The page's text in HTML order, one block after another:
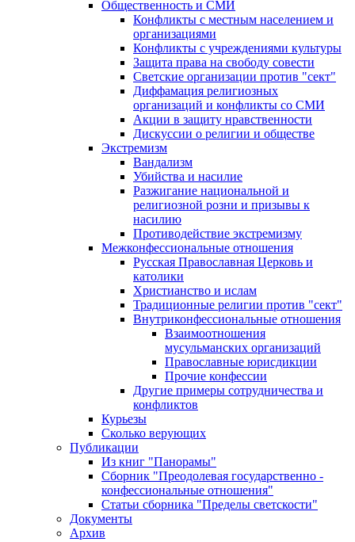
Общественность и СМИ
Конфликты с местным населением и
организациями
Конфликты с учреждениями культуры
Защита права на свободу совести
Светские организации против "сект"
Диффамация религиозных
организаций и конфликты со СМИ
Акции в защиту нравственности
Дискуссии о религии и обществе
Экстремизм
Вандализм
Убийства и насилие
Разжигание национальной и
религиозной розни и призывы к
насилию
Противодействие экстремизму
Межконфессиональные отношения
Русская Православная Церковь и
католики
Христианство и ислам
Традиционные религии против "сект"
Внутриконфессиональные отношения
Взаимоотношения
мусульманских организаций
Православные юрисдикции
Прочие конфессии
Другие примеры сотрудничества и
конфликтов
Курьезы
Сколько верующих
Публикации
Из книг "Панорамы"
Сборник "Преодолевая государственно -
конфессиональные отношения"
Статьи сборника "Пределы светскости"
Документы
Архив